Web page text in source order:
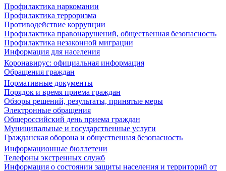
Профилактика наркомании
Профилактика терроризма
Противодействие коррупции
Профилактика правонарушений, общественная безопасность
Профилактика незаконной миграции
Информация для населения
Коронавирус: официальная информация
Обращения граждан
Нормативные документы
Порядок и время приема граждан
Обзоры решений, результаты, принятые меры
Электронные обращения
Общероссийский день приема граждан
Муниципальные и государственные услуги
Гражданская оборона и общественная безопасность
Информационные бюллетени
Телефоны экстренных служб
Информация о состоянии защиты населения и территорий от